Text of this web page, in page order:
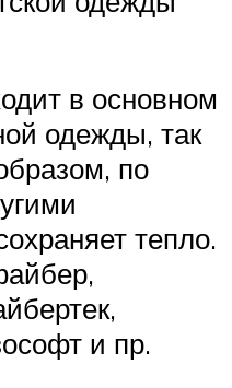
в основном
одежды, так
по
тепло.
и пр.